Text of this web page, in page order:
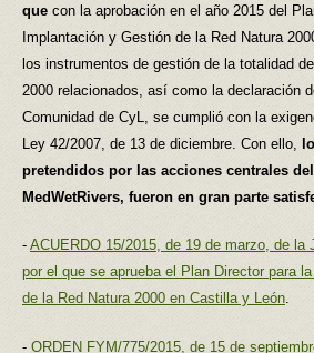
que con la aprobación en el año 2015 del
Implantación y Gestión de la Red Natura
los instrumentos de gestión de la totalidad
2000 relacionados, así como la declaración
Comunidad de CyL, se cumplió con la
Ley 42/2007, de 13 de diciembre. Con ello,
pretendidos por las acciones centrales
MedWetRivers, fueron en gran parte
- ACUERDO 15/2015, de 19 de marzo, de la
por el que se aprueba el Plan Director para
de la Red Natura 2000 en Castilla y León.
- ORDEN FYM/775/2015, de 15 de